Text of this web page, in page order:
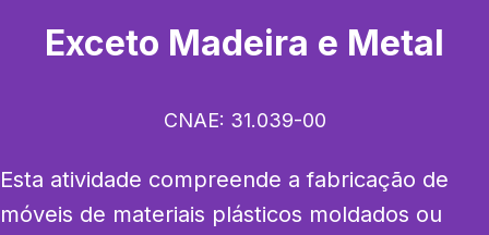
Exceto Madeira e Metal
CNAE: 31.039-00
Esta atividade compreende a fabricação de
móveis de materiais plásticos moldados ou